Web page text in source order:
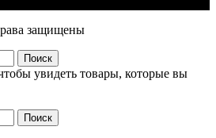
защищены
Поиск
увидеть товары, которые вы
Поиск